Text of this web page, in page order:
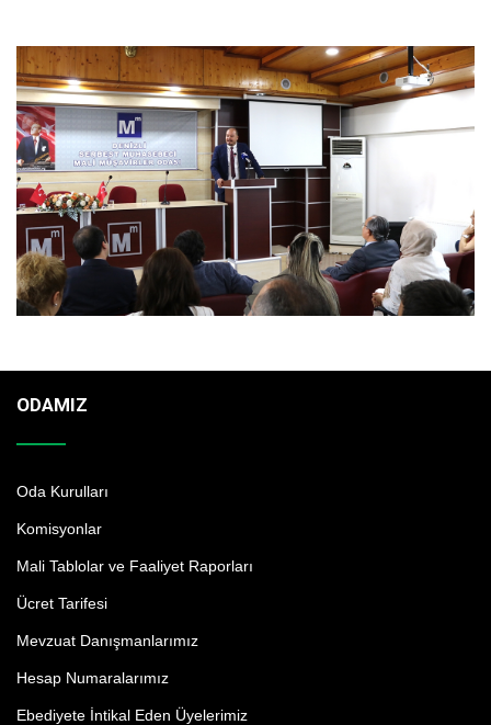
ODAMIZ
Oda Kurulları
Komisyonlar
Mali Tablolar ve Faaliyet Raporları
Ücret Tarifesi
Mevzuat Danışmanlarımız
Hesap Numaralarımız
Ebediyete İntikal Eden Üyelerimiz